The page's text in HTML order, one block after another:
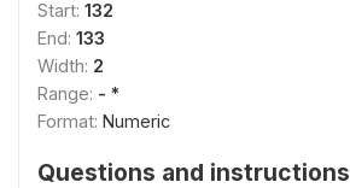
Start: 132
End: 133
Width: 2
Range: - *
Format: Numeric
Questions and instructions